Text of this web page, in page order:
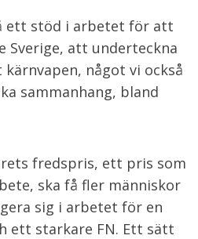
ett stöd i arbetet för att
Sverige, att underteckna
något vi också
sammanhang, bland
fredspris, ett pris som
ska få fler människor
sig i arbetet för en
ett starkare FN. Ett sätt